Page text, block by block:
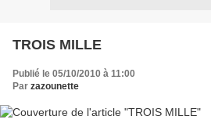
TROIS MILLE
Publié le 05/10/2010 à 11:00
Par zazounette